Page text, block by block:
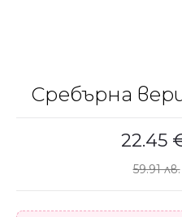
Сребърна
22.45
59.91 лв.